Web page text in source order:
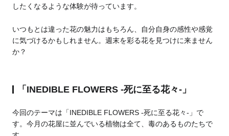
したくなるような体験が待っています。
いつもとは違った花の魅力はもちろん、自分自身の感性や感覚
に気づけるかもしれません。週末を彩る花を見つけに来ません
か？
「INEDIBLE FLOWERS -死に至る花々-」
今回のテーマは「INEDIBLE FLOWERS -死に至る花々-」で
す。今月の花屋に並んでいる植物は全て、毒のあるものたちで